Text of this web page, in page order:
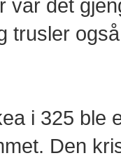
var det
trusler
i 325 ble
Den